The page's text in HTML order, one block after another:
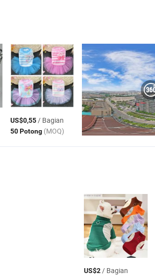
US$0,55/ Bagian
50 Potong (MOQ)
US$2/ Bagian